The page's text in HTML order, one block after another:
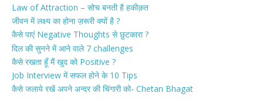
Law of Attraction – सोच बनती है हकीक़त
जीवन में लक्ष्य का होना ज़रूरी क्यों है ?
कैसे पाएं Negative Thoughts से छुटकारा ?
दिल की सुनने में आने वाले 7 challenges
कैसे रखता हूँ मैं खुद को Positive ?
Job Interview में सफल होने के 10 Tips
कैसे जलाये रखें अपने अन्दर की चिंगारी को- Chetan Bhagat